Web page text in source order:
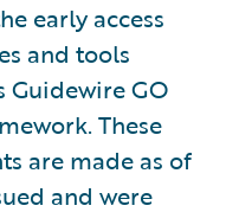
early access
and tools
Guidewire GO
These
are made as of
and were